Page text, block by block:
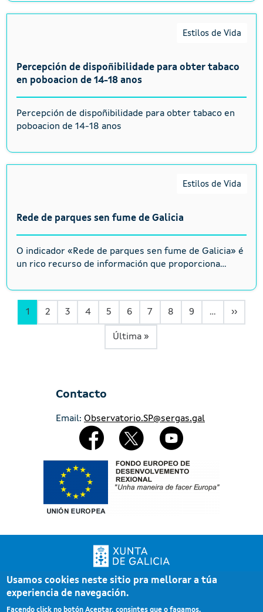
Estilos de Vida
Percepción de dispoñibilidade para obter tabaco
en poboacion de 14-18 anos
Percepción de dispoñibilidade para obter tabaco en
poboacion de 14-18 anos
Estilos de Vida
Rede de parques sen fume de Galicia
O indicador «Rede de parques sen fume de Galicia» é
un rico recurso de información que proporciona...
1 2 3 4 5 6 7 8 9 … ››
Última »
Contacto
Email: Observatorio.SP@sergas.gal
Redes Sociales
Xunta de Galicia. Información mantida e publicada pola Xunta de Galicia
Pé Atención á cidadanía
Usamos cookies neste sitio pra mellorar a túa
experiencia de navegación.
Facendo click no botón Aceptar, consintes que o fagamos.